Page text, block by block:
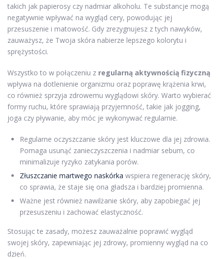
takich jak papierosy czy nadmiar alkoholu. Te substancje mogą
negatywnie wpływać na wygląd cery, powodując jej
przesuszenie i matowość. Gdy zrezygnujesz z tych nawyków,
zauważysz, że Twoja skóra nabierze lepszego kolorytu i
sprężystości.
Wszystko to w połączeniu z regularną aktywnością fizyczną
wpływa na dotlenienie organizmu oraz poprawę krążenia krwi,
co również sprzyja zdrowemu wyglądowi skóry. Warto wybierać
formy ruchu, które sprawiają przyjemność, takie jak jogging,
joga czy pływanie, aby móc je wykonywać regularnie.
Regularne oczyszczanie skóry jest kluczowe dla jej zdrowia.
Pomaga usunąć zanieczyszczenia i nadmiar sebum, co
minimalizuje ryzyko zatykania porów.
Złuszczanie martwego naskórka wspiera regenerację skóry,
co sprawia, że staje się ona gładsza i bardziej promienna.
Ważne jest również nawilżanie skóry, aby zapobiegać jej
przesuszeniu i zachować elastyczność.
Stosując te zasady, możesz zauważalnie poprawić wygląd
swojej skóry, zapewniając jej zdrowy, promienny wygląd na co
dzień.